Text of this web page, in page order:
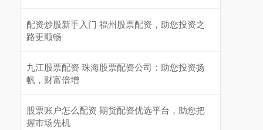
配资炒股新手入门 福州股票配资，助您投资之
路更顺畅
九江股票配资 珠海股票配资公司：助您投资扬
帆，财富倍增
股票账户怎么配资 期货配资优选平台，助您把
握市场先机